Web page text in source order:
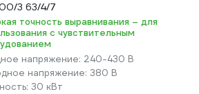
3 63/4/7
точность выравнивания – для
с чувствительным
напряжение: 240-430 В
напряжение: 380 В
30 кВт